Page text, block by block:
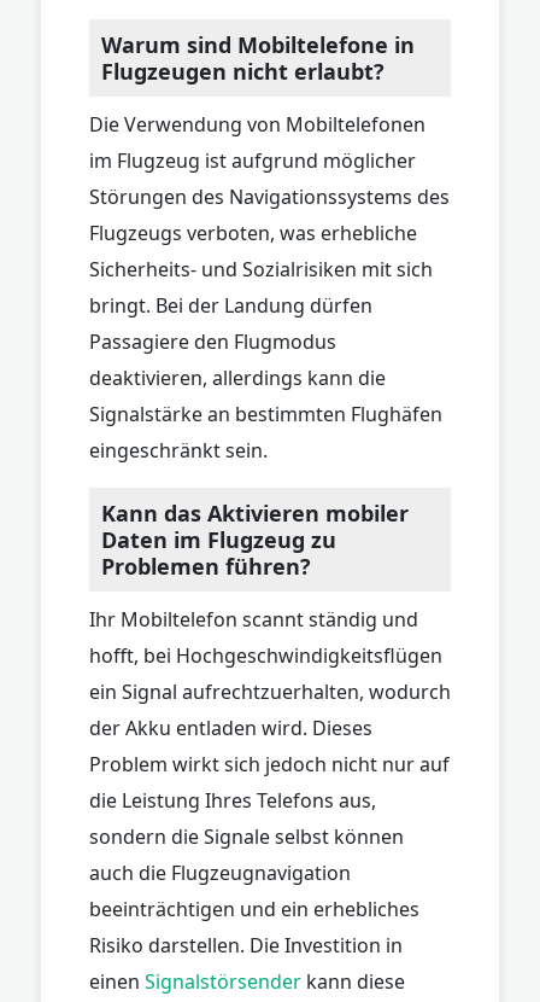
Warum sind Mobiltelefone in
Flugzeugen nicht erlaubt?
Die Verwendung von Mobiltelefonen
im Flugzeug ist aufgrund möglicher
Störungen des Navigationssystems des
Flugzeugs verboten, was erhebliche
Sicherheits- und Sozialrisiken mit sich
bringt. Bei der Landung dürfen
Passagiere den Flugmodus
deaktivieren, allerdings kann die
Signalstärke an bestimmten Flughäfen
eingeschränkt sein.
Kann das Aktivieren mobiler
Daten im Flugzeug zu
Problemen führen?
Ihr Mobiltelefon scannt ständig und
hofft, bei Hochgeschwindigkeitsflügen
ein Signal aufrechtzuerhalten, wodurch
der Akku entladen wird. Dieses
Problem wirkt sich jedoch nicht nur auf
die Leistung Ihres Telefons aus,
sondern die Signale selbst können
auch die Flugzeugnavigation
beeinträchtigen und ein erhebliches
Risiko darstellen. Die Investition in
einen Signalstörsender kann diese